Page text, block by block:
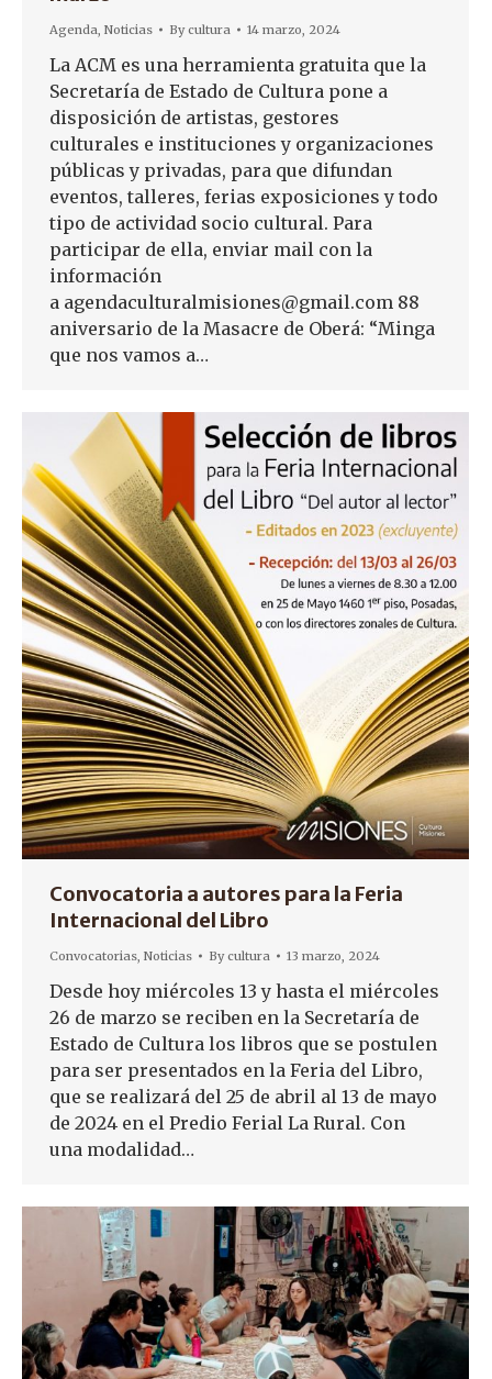
Agenda, Noticias Bycultura 14 marzo, 2024
La ACM es una herramienta gratuita que la
Secretaría de Estado de Cultura pone a
disposición de artistas, gestores
culturales e instituciones y organizaciones
públicas y privadas, para que difundan
eventos, talleres, ferias exposiciones y todo
tipo de actividad socio cultural. Para
participar de ella, enviar mail con la
información
a agendaculturalmisiones@gmail.com 88
aniversario de la Masacre de Oberá: “Minga
que nos vamos a…
Convocatoria a autores para la Feria
Internacional del Libro
Convocatorias, Noticias Bycultura 13 marzo, 2024
Desde hoy miércoles 13 y hasta el miércoles
26 de marzo se reciben en la Secretaría de
Estado de Cultura los libros que se postulen
para ser presentados en la Feria del Libro,
que se realizará del 25 de abril al 13 de mayo
de 2024 en el Predio Ferial La Rural. Con
una modalidad…